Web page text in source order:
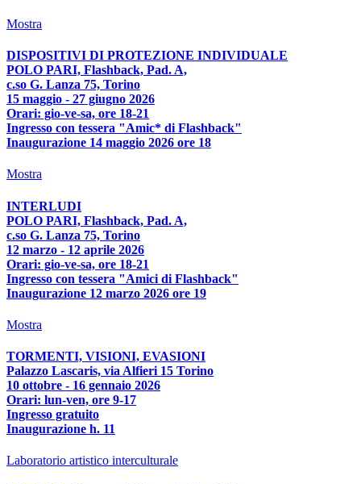
Mostra
DISPOSITIVI DI PROTEZIONE INDIVIDUALE
POLO PARI, Flashback, Pad. A,
c.so G. Lanza 75, Torino
15 maggio - 27 giugno 2026
Orari: gio-ve-sa, ore 18-21
Ingresso con tessera "Amic* di Flashback"
Inaugurazione 14 maggio 2026 ore 18
Mostra
INTERLUDI
POLO PARI, Flashback, Pad. A,
c.so G. Lanza 75, Torino
12 marzo - 12 aprile 2026
Orari: gio-ve-sa, ore 18-21
Ingresso con tessera "Amici di Flashback"
Inaugurazione 12 marzo 2026 ore 19
Mostra
TORMENTI, VISIONI, EVASIONI
Palazzo Lascaris, via Alfieri 15 Torino
10 ottobre - 16 gennaio 2026
Orari: lun-ven, ore 9-17
Ingresso gratuito
Inaugurazione h. 11
Laboratorio artistico interculturale